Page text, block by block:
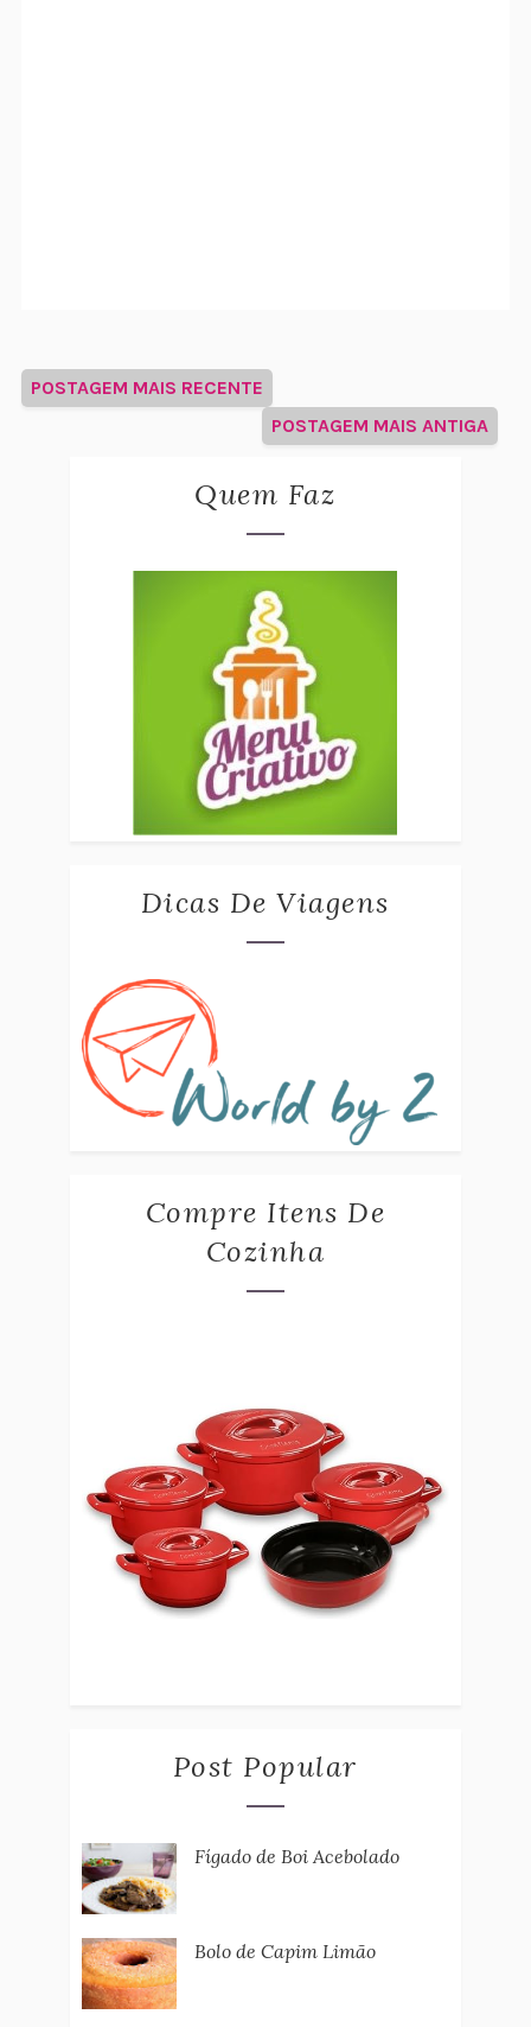
POSTAGEM MAIS RECENTE
POSTAGEM MAIS ANTIGA
Quem Faz
Dicas De Viagens
Compre Itens De
Cozinha
Post Popular
Fígado de Boi Acebolado
Bolo de Capim Limão